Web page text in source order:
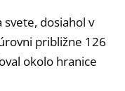
dosiahol v
približne 126
okolo hranice